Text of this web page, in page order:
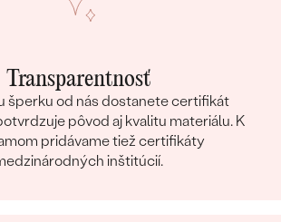
Transparentnosť
šperku od nás dostanete certifikát
pôvod aj kvalitu materiálu. K
pridávame tiež certifikáty
inštitúcií.